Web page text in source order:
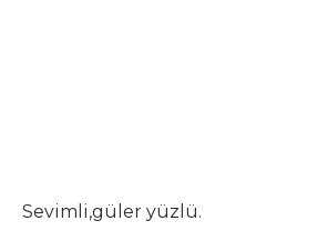
Sevimli,güler yüzlü.